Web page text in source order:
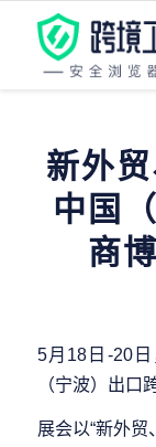
新外
中国
商
5月18日-20
（宁波）出口
展会以“新外